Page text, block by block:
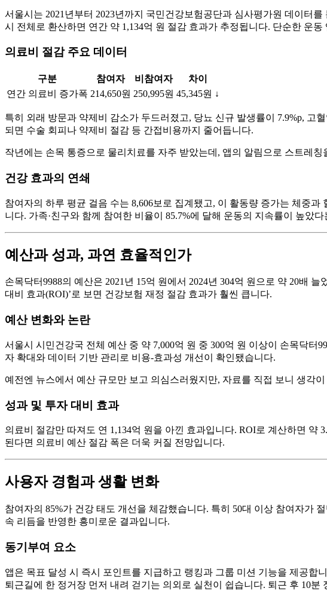
서울시는 2021년부터 2023년까지 국민건강보험공단과 심사평가원 데이터
시 전체로 환산하면 연간 약 1,134억 원 절감 효과가 추정됩니다. 단순한 운
의료비 절감 주요 데이터
구분 참여자 비참여자
차이
연간 의료비 증가폭 214,650원 250,995원 45,345원 ↓
특히 외래 방문과 약제비 감소가 두드러졌고, 당뇨 신규 발생률이 7.9%p, 고
되면 수술 회피나 약제비 절감 등 간접비용까지 줄어듭니다.
작년에는 손목 통증으로 물리치료를 자주 받았는데, 앱의 알림으로 스트레
건강 효과의 연쇄
참여자의 하루 평균 걸음 수는 8,606보로 집계됐고, 이 활동량 증가는 체중
니다. 가족·친구와 함께 참여한 비율이 85.7%에 달해 운동의 지속률이 높았
예산과 성과, 과연 효율적인가
손목닥터9988의 예산은 2021년 15억 원에서 2024년 304억 원으로 약 20배
대비 효과(ROI)’로 보면 건강보험 재정 절감 효과가 훨씬 큽니다.
예산 변화와 논란
서울시 시민건강국 전체 예산 중 약 7,000억 원 중 300억 원 이상이 손목닥
자 확대와 데이터 기반 관리로 비용-효과성 개선이 확인됐습니다.
예전엔 뉴스에서 예산 규모만 보고 의심스러웠지만, 자료를 직접 보니 생각
성과 및 투자 대비 효과
의료비 절감만 따져도 연 1,134억 원을 아낀 효과입니다. ROI로 계산하면
된다면 의료비 예산 절감 폭은 더욱 커질 전망입니다.
사용자 경험과 생활 변화
참여자의 85%가 건강 태도 개선을 체감했습니다. 특히 50대 이상 참여자가
속 리듬을 반영한 흥미로운 결과입니다.
동기부여 요소
앱은 목표 달성 시 즉시 포인트를 지급하고 랭킹과 그룹 미션 기능을 제공합
퇴근길에 한 정거장 먼저 내려 걷기는 의외로 실천이 쉽습니다. 퇴근 후 10분